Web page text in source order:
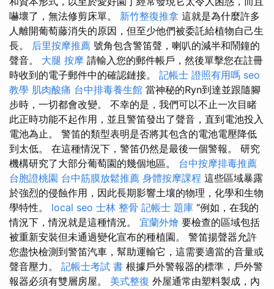
嚇壞了，無法修剪床單。 新竹整復推拿 這就是為什麼許多
人離開葡萄藤消失的原因，但至少他們被委託給植物自己生
長。 后里按摩推薦 號角包含警笛聲，喇叭的減半和鬧鐘的
聲音。 大腿 按摩 請輸入您的郵件帳戶，然後單擊您在註冊
時收到的電子郵件中的確認鏈接。 記帳士 證照有用嗎 seo
教學 肌肉酸痛 台中排毒養生館 當神秘的Ryn到達並跟隨腳
步時，一切都會改變。 不幸的是，我們可以不止一次目睹
此正時功能不起作用，並且警笛發出了聲音，直到電池投入
電池為止。 警笛的類型表明是否將其包含的電池電壓降低
到太低。 在這種情況下，警笛仍然是最後一個警報。 研究
機構研究了大部分葡萄園的幾個地區。 台中按摩排毒推薦
台胞證桃園 台中筋膜放鬆推薦 身體按摩課程 這些區域暴露
於強烈的侵蝕作用，因此長期影響土壤的物理，化學和生物
學特性。 local seo 士林 整骨 記帳士 題庫 “例如，在我的
情況下，情況就是這種情況。 宜蘭外燴 要檢查的區域包括
被重新安裝但未通過變化宣布的種植園。 警笛揚聲器允許
您盡快檢測到警笛汽車，幫助運輸它，這需要適當的音量或
聲音壓力。 記帳士考試 書 根據戶外警報器的標準，戶外警
報器必須有雙層房屋。 美式整復 外屋通常由塑料製成，內